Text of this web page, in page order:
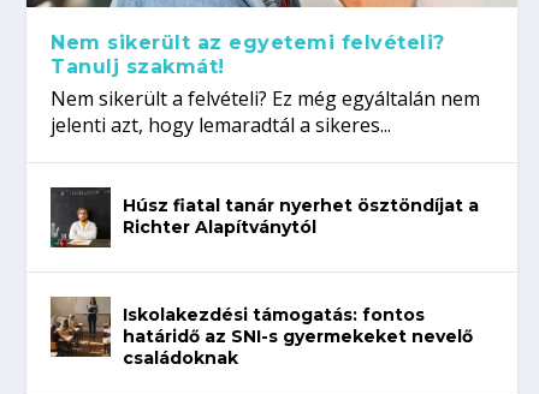
Nem sikerült az egyetemi felvételi?
Tanulj szakmát!
Nem sikerült a felvételi? Ez még egyáltalán nem
jelenti azt, hogy lemaradtál a sikeres...
Húsz fiatal tanár nyerhet ösztöndíjat a
Richter Alapítványtól
Iskolakezdési támogatás: fontos
határidő az SNI-s gyermekeket nevelő
családoknak